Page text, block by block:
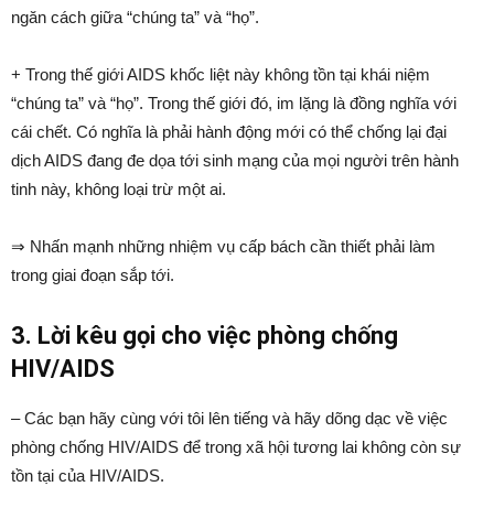
ngăn cách giữa “chúng ta” và “họ”.
+ Trong thế giới AIDS khốc liệt này không tồn tại khái niệm
“chúng ta” và “họ”. Trong thế giới đó, im lặng là đồng nghĩa với
cái chết. Có nghĩa là phải hành động mới có thể chống lại đại
dịch AIDS đang đe dọa tới sinh mạng của mọi người trên hành
tinh này, không loại trừ một ai.
⇒ Nhấn mạnh những nhiệm vụ cấp bách cần thiết phải làm
trong giai đoạn sắp tới.
3. Lời kêu gọi cho việc phòng chống
HIV/AIDS
– Các bạn hãy cùng với tôi lên tiếng và hãy dõng dạc về việc
phòng chống HIV/AIDS để trong xã hội tương lai không còn sự
tồn tại của HIV/AIDS.